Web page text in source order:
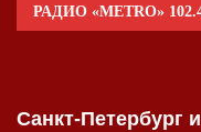
РАДИО «METRO»
Санкт-Петербург